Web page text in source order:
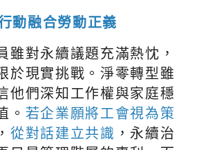
動融合勞動正義
雖對永續議題充滿熱忱，
於現實挑戰。淨零轉型雖
他們深知工作權與家庭穩
。 若企業願將工會視為策
， 從對話建立共識 ，永續治